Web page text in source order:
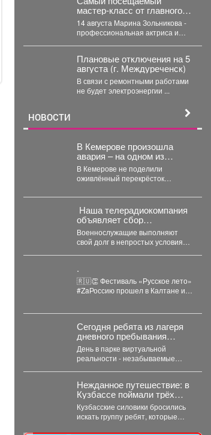
мастер‑класс от главного
режиссёра ДК
«Распадский»
возвращается
14 августа Марина Зольникова -
профессиональная актриса и
Плановые отключения на 5
августа (г. Междуреченск)
В связи с ремонтными работами
не будет электроэнергии ...
НОВОСТИ
В Кемерове произошла
авария – на одном из
самых "защищённых"
перекрёстков
В Кемерове не поделили
оживлённый перекрёсток
колесо. В понедельник,...
Наша телерадиокомпания
объявляет сбор
гуманитарной помощи для
бойцов СВО
Военнослужащие выполняют
свой долг в непростых условиях и
.
🇷🇺👏 Фестиваль «Русское лето»
#ZaРоссию прошел в Калтане и
Сегодня ребята из лагеря
дневного пребывания
«Орлёнок» отправились в
настоящее цифровое
приключение - в парк
виртуальной реальности!
День в парке виртуальной
реальности - незабываемые
Нежданное путешествие: в
Кузбассе поймали трёх
"хоббитов"
Кузбасские силовики бросились
искать группу ребят, которые